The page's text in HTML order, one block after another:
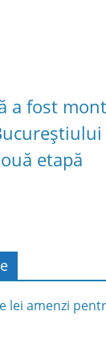
a fost
etapă
lei amenzi